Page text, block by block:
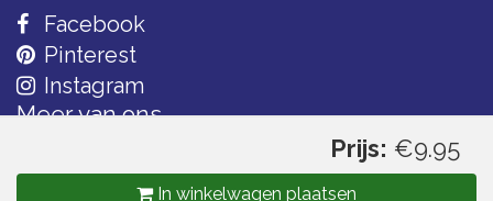
Prijs: €9.95
In winkelwagen plaatsen
Facebook
Pinterest
Instagram
Meer van ons